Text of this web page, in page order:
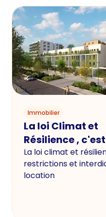
Immobilier
La loi Climat et
Résilience ,
La loi climat et
restrictions et
location